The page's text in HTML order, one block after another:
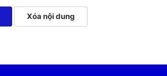
Xóa nội dung